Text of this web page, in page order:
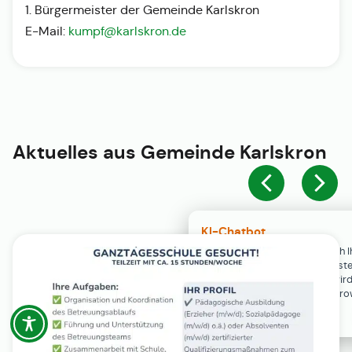
KI-Chatbot
Der KI-Chatbot steht erst nach
Einwilligung in den Cookie-
Verfügung. Der Chat-Verlauf
ausschließlich lokal in Ihrem
gespeichert.
1. Bürgermeister der Gemeinde Karlskron
E-Mail: kumpf@karlskron.de
Aktuelles aus Gemeinde Karlskron